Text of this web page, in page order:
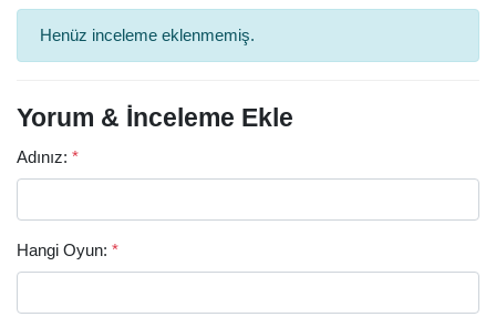
Henüz inceleme eklenmemiş.
Yorum & İnceleme Ekle
Adınız: *
Hangi Oyun: *